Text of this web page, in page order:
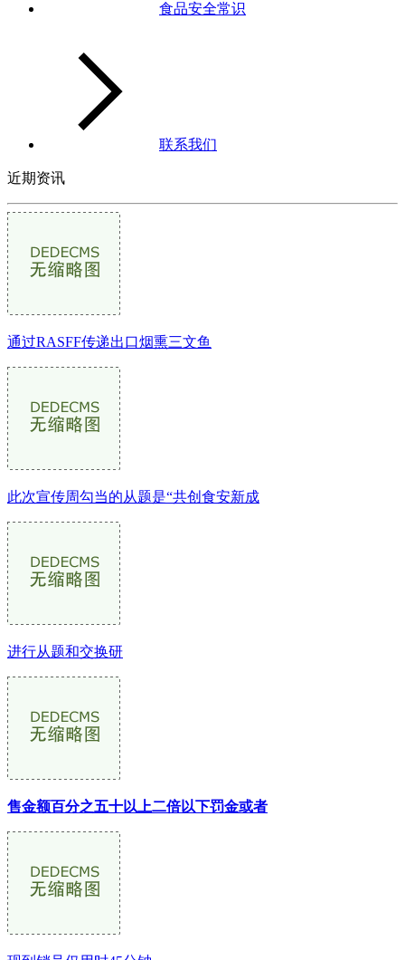
食品安全常识
联系我们
近期资讯
通过RASFF传递出口烟熏三文鱼
此次宣传周勾当的从题是“共创食安新成
进行从题和交换研
售金额百分之五十以上二倍以下罚金或者